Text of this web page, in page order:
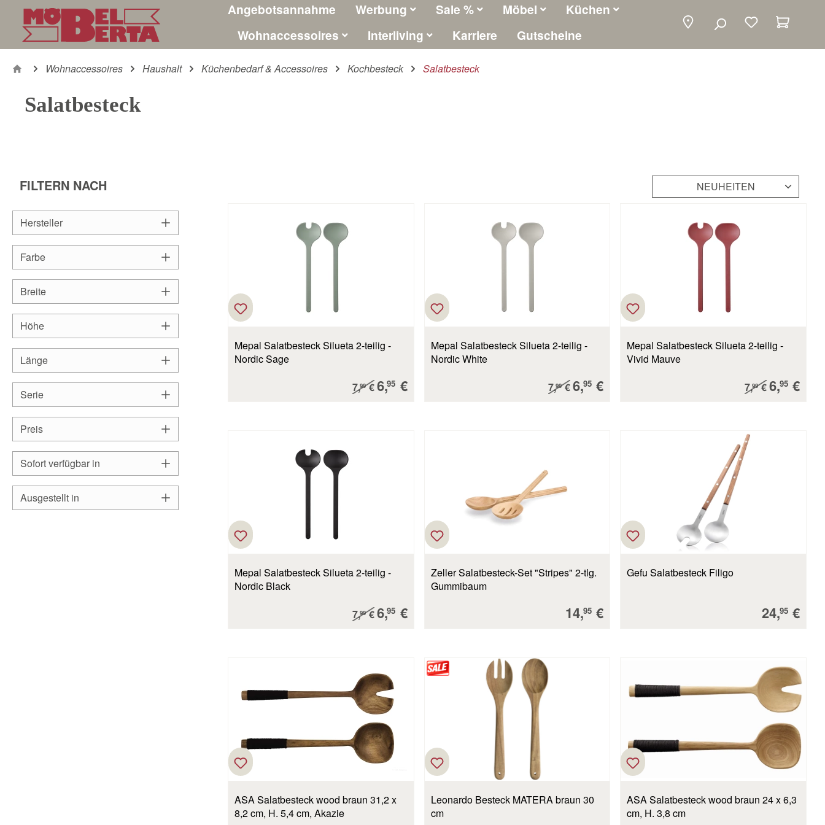
Hauptinhalt springen
Zur Suche springen
Zur Hauptnavigation springen Angebotsannahme Werbung Sale % Möbel
Küchen
Wohnaccessoires
Interliving Karriere Gutscheine
Wohnaccessoires Haushalt Küchenbedarf & Accessoires Kochbesteck Salatbesteck
Salatbesteck
FILTERN NACH
Hersteller
Farbe
Breite
Höhe
Länge
Serie
Preis
Sofort verfügbar in
Ausgestellt in
Mepal Salatbesteck Silueta 2-teilig -
Nordic Sage
Regulärer Preis:
7,99€Verkaufspreis:
6,95 €
Mepal Salatbesteck Silueta 2-teilig -
Nordic White
Regulärer Preis:
7,99€Verkaufspreis:
6,95 €
Mepal Salatbesteck Silueta 2-teilig -
Vivid Mauve
Regulärer Preis:
7,99€6,95 €
Mepal Salatbesteck Silueta 2-teilig -
Nordic Black
Regulärer Preis:
7,99€Verkaufspreis:
6,95 €
Zeller Salatbesteck-Set "Stripes" 2-tlg.
Gummibaum
Verkaufspreis:
14,95 €
Gefu Salatbesteck Filigo
24,95 €
ASA Salatbesteck wood braun 31,2 x
8,2 cm, H. 5,4 cm, Akazie
Leonardo Besteck MATERA braun 30
cm
ASA Salatbesteck wood braun 24 x 6,3
cm, H. 3,8 cm